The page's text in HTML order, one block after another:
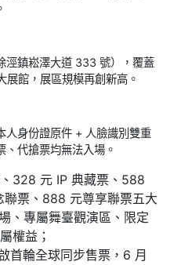
涇鎮崧澤大道 333 號），覆蓋
展館，展區規模再創新高。
人身份證原件 + 人臉識別雙重
代搶票均無法入場。
328 元 IP 典藏票、588
票、888 元尊享聯票五大
、專屬舞臺觀演區、限定
權益；
首輪全球同步售票，6 月